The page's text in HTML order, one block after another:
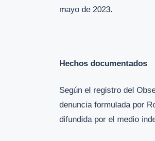
mayo de 2023.
Hechos documentados
Según el registro del
denuncia formulada por
difundida por el medio